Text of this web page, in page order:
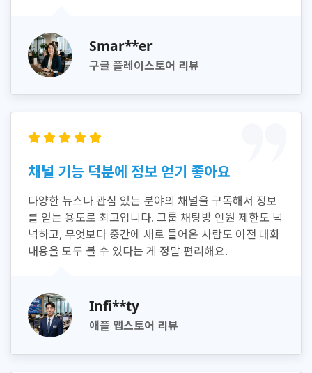
Smar**er
구글 플레이스토어 리뷰
채널 기능 덕분에 정보 얻기 좋아요
다양한 뉴스나 관심 있는 분야의 채널을 구독해서 정보
를 얻는 용도로 최고입니다. 그룹 채팅방 인원 제한도 넉
넉하고, 무엇보다 중간에 새로 들어온 사람도 이전 대화
내용을 모두 볼 수 있다는 게 정말 편리해요.
Infi**ty
애플 앱스토어 리뷰